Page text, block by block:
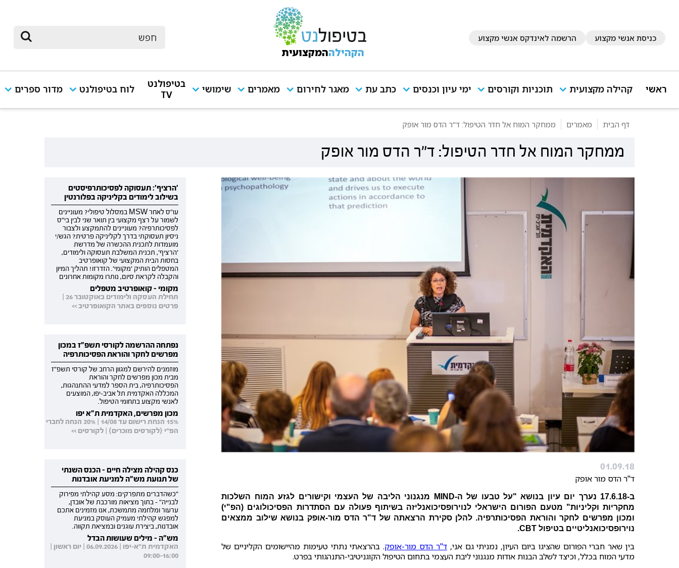
כניסת אנשי מקצוע הרשמה לאינדקס אנשי מקצוע
הקהילההמקצועית
ראשי קהילה מקצועית תוכניות וקורסים ימי עיון וכנסים כתב עת מאגר לחירום מאמרים שימושי
בטיפולנט
TV
לוח בטיפולנט מדור ספרים
דף הבית מאמרים ממחקר המוח אל חדר הטיפול: ד"ר הדס מור אופק
ממחקר המוח אל חדר הטיפול: ד"ר הדס מור אופק
01.09.18
ד"ר הדס מור אופק
ב-17.6.18
נערך יום עיון בנושא "על טבעו של ה-MIND מנגנוני הליבה של העצמי וקישורים לגזע המוח השלכות
מחקריות וקליניות" מטעם הפורום הישראלי לנוירופסיכואנליזה בשיתוף פעולה עם הסתדרות הפסיכולוגים (הפ"י)
ומכון מפרשים לחקר והוראת הפסיכותרפיה. להלן סקירת הרצאתה של ד"ר הדס מור-אופק בנושא שילוב ממצאים
נוירופסיכואנליטיים בטיפול CBT.
בין שאר חברי הפורום שהציגו ביום העיון, נמניתי גם אני,ד"ר הדס מור-אופק. בהרצאתי נתתי טעימות מהיישומים הקליניים של
מדעי המוח בכלל, וכיצד לשלב הבנות אודות מנגנוני ליבת העצמי בתחום הטיפול הקוגניטיבי-התנהגותי בפרט.
'הרציף': תעסוקה לפסיכותרפיסטים
בשילוב לימודים בקליניקה בפלורנטין
עו"ס לאחר MSW במסלול טיפולי? מעוניינים
לשמור על רצף מקצועי בין תואר שני לבין בי"ס
לפסיכותרפיה? מעוניינים להתמקצע ולצבור
ניסיון תעסוקתי בדרך לקליניקה פרטית? הגש/י
מועמדות לתכנית ההכשרה של מדרשת
'הרציף', תכנית המשלבת תעסוקה ולימודים,
בחסות הבית המקצועי של קואופרטיב
המטפלים הותיק 'מקומי'. הזדרזו! תהליך המיון
והקבלה לקראת סיום, נותרו מקומות אחרונים
מקומי - קואופרטיב מטפלים
תחילת העסקה ולימודים באוקטובר 26 |
פרטים נוספים באתר הקואופרטיב >>
נפתחה ההרשמה לקורסי תשפ"ז במכון
מפרשים לחקר והוראת הפסיכותרפיה
מוזמנים להירשם למגוון הרחב של קורסי תשפ"ז
מבית מכון מפרשים לחקר והוראת
הפסיכותרפיה, בית הספר למדעי ההתנהגות,
המכללה האקדמית תל אביב-יפו, המוצעים
לאנשי מקצוע בתחומי הטיפול.
מכון מפרשים, האקדמית ת"א יפו
15% הנחת רישום עד 14/08 | 20% הנחה לחברי
הפ"י (לקורסים מוכרים) | לקורסים >>
כנס קהילה מצילה חיים - הכנס השנתי
של תנועת מש"ה למניעת אובדנות
"כשהדברים מתפרקים: מסע קהילתי מפירוק
לבנייה" - בתוך מציאות מורכבת של אובדן,
ערעור ומלחמה מתמשכת, אנו מזמינים אתכם
למפגש קהילתי מעמיק העוסק במניעת
אובדנות, ביצירת עוגנים ובמציאת תקווה.
מש"ה - מילים שעושות הבדל
האקדמית ת"א-יפו | 06.09.2026 | יום ראשון |
09:00-16:00